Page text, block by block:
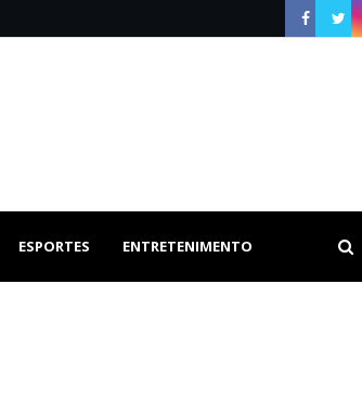
ESPORTES ENTRETENIMENTO